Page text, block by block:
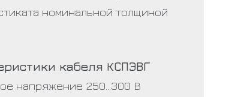
номинальной толщиной
кабеля КСПЭВГ
напряжение 250…300 В